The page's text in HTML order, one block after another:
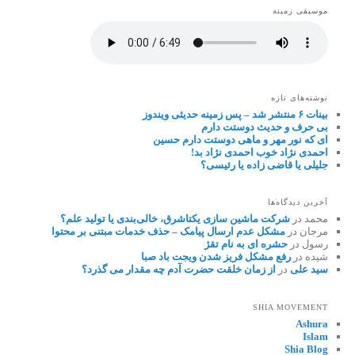
موسیقی زمینه
نوشته‌های تازه
بینات ۶ منتشر شد – پس زمینه حدیثی ویندوز
بی حرف و حدیث دوستت دارم
ای که نور مهر و ماهی دوستت دارم حسین
احمدی نژاد خوب احمدی نژاد بد!
جلیلی یا قاضی زاده یا رئیسی؟
آخرین دیدگاه‌ها
محمد درشرکت ماشین سازی یکتاشرق، خالی‌بندی یا تولید علم؟
مرجان درمشکل عدم ارسال پیامک – حذف خدمات مبتنی بر محتوا
رسول درحشره ای به نام تقژ
شیده دررفع مشکل فریز شدن ویجت باد صبا
سید علی در از زمان خلقت حضرت آدم چه مقدار می گذرد؟
SHIA MOVEMENT
Ashura
Islam
Shia Blog